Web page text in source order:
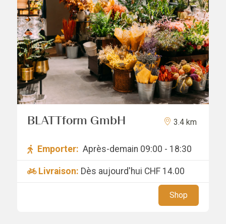
BLATTform GmbH 3.4 km
Emporter: Après-demain 09:00 - 18:30
Livraison: Dès aujourd'hui CHF 14.00
Shop